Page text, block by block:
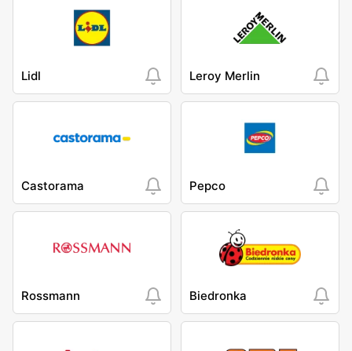
Lidl Leroy Merlin
Castorama Pepco
Rossmann Biedronka